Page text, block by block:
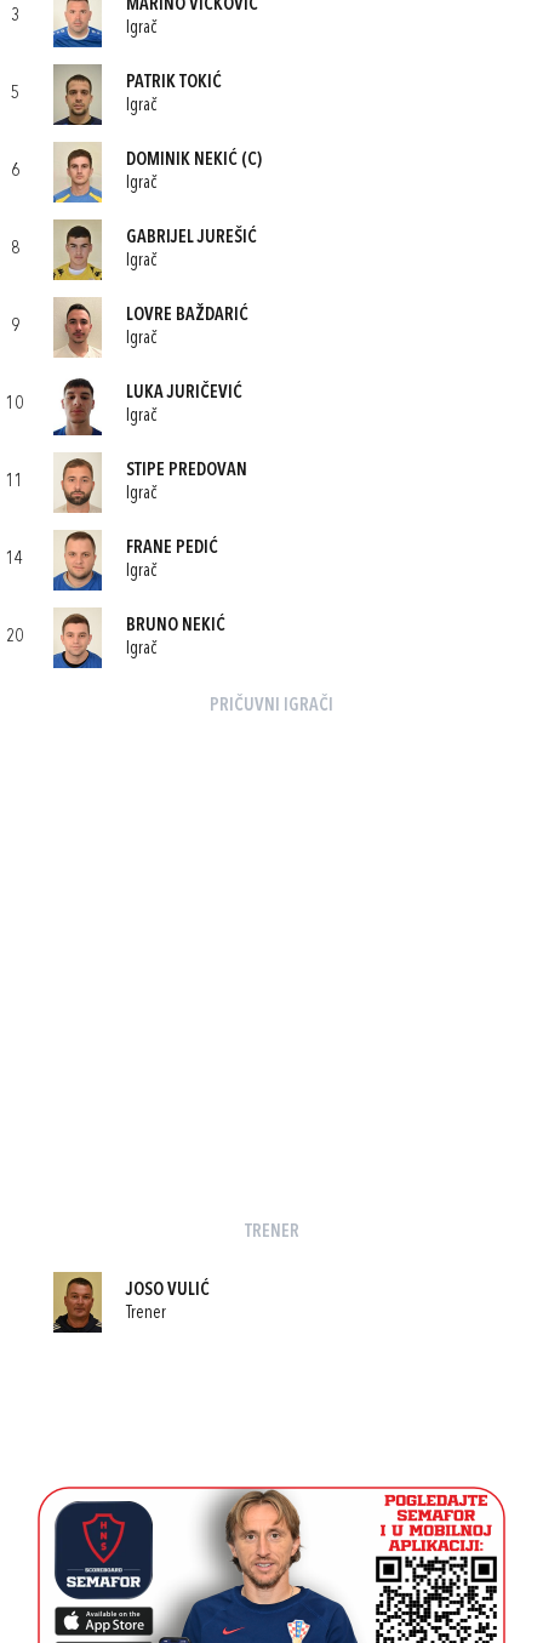
3
MARINO VICKOVIĆ
Igrač
5
PATRIK TOKIĆ
Igrač
6
DOMINIK NEKIĆ (C)
Igrač
8
GABRIJEL JUREŠIĆ
Igrač
9
LOVRE BAŽDARIĆ
Igrač
10
LUKA JURIČEVIĆ
Igrač
11
STIPE PREDOVAN
Igrač
14
FRANE PEDIĆ
Igrač
20
BRUNO NEKIĆ
Igrač
PRIČUVNI IGRAČI
TRENER
JOSO VULIĆ
Trener